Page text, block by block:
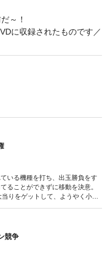
～！
に収録されたものです／
いる機種を打ち、出玉勝負をす
ることができずに移動を決意。
りをゲットして、ようやく小当
て勝負のスタートラインには立
録DVDに収録されたものです／
競争